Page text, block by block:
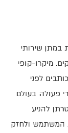
שירותי
מיקרו-קופי
לפני
פעולה בעולם
להניע
המשתמש ולחזק